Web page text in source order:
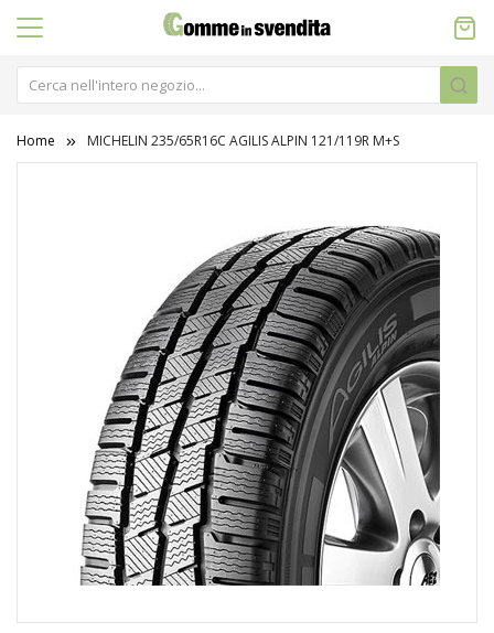
Home MICHELIN 235/65R16C AGILIS ALPIN 121/119R M+S